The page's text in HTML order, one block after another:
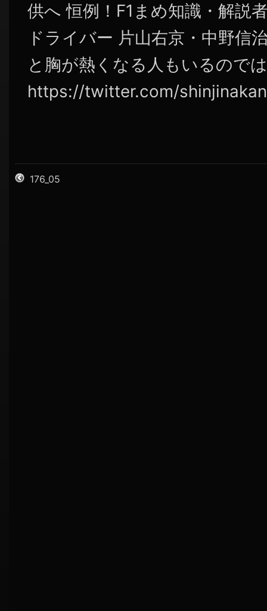
供へ 恒例！F1まめ知識・解説
ドライバー 片山右京・中野信
と胸が熱くなる人もいるので
https://twitter.com/
176_05